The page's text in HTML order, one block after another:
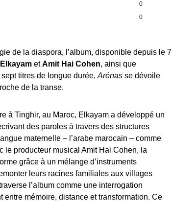
0
0
de la diaspora, l’album, disponible depuis le 7
etAmit Hai Cohen, ainsi que
titres de longue durée, Arénas se dévoile
de la transe.
à Tinghir, au Maroc, Elkayam a développé un
des paroles à travers des structures
maternelle – l’arabe marocain – comme
le producteur musical Amit Hai Cohen, la
grâce à un mélange d’instruments
leurs racines familiales aux villages
l’album comme une interrogation
mémoire, distance et transformation. Ce